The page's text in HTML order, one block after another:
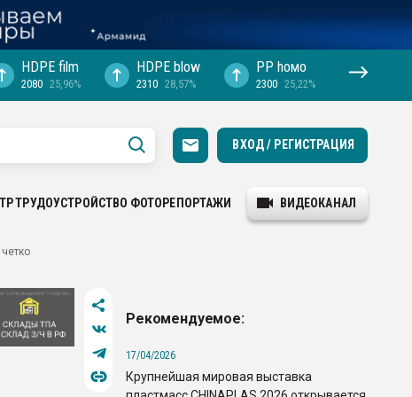
HDPE film
2080 25,96%
HDPE blow
2310 28,57%
PP hомо
2300 25,22%
ВХОД / РЕГИСТРАЦИЯ
ТРУДОУСТРОЙСТВО ФОТОРЕПОРТАЖИ ВИДЕОКАНАЛ
Рекомендуемое:
17/04/2026
Крупнейшая мировая выставка